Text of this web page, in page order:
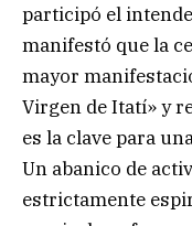
participó el
manifestó que la
mayor
Virgen de Itatí» y
es la clave para
Un abanico de
estrictamente